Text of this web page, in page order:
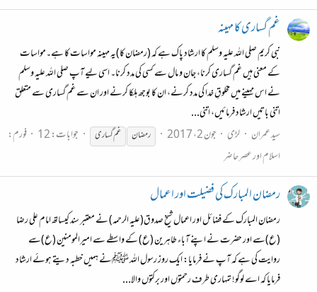
غم گساری کا مہینہ
نبی کریم صلی اللہ علیہ وسلم کا ارشاد پاک ہے کہ (رمضان کا)یہ مہینہ مواسات کا ہے۔مواسات
کے معنی ہیں غم گساری کرنا، جان و مال سے کسی کی مدد کرنا۔ اسی لیے آپ صلی اللہ علیہ وسلم
نے اس مہینے میں مخلوقِ خدا کی مدد کرنے، ان کا بوجھ ہلکا کرنے اور ان سے غم گساری سے متعلق
اتنی باتیں ارشاد فرمائیں، اتنی...
سید عمران
لڑی جون 2، 2017 رمضان غم گساری جوابات: 12
فورم:
اسلام اور عصر حاضر
رمضان المبارک کی فضیلت اور اعمال
رمضان المبارک کے فضائل اور اعمال شیخ صدوق(علیہ الرحمہ) نے معتبر سند کیساتھ امام علی رضا
(ع)سے اور حضرت نے اپنے آباء طاہرین (ع) کے واسطے سے امیرالمومنین (ع)سے
روایت کی ہے کہ آپ نے فرمایا: ایک روز رسول اللہ ﷺنے ہمیں خطبہ دیتے ہوئے ارشاد
فرمایا کہ اے لوگو! تمہاری طرف رحمتوں اور برکتوں والا...